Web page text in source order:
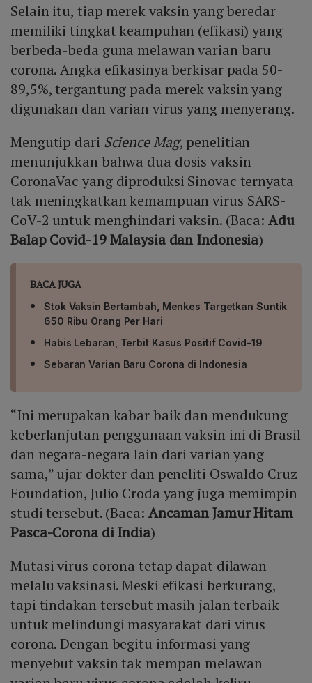
Selain itu, tiap merek vaksin yang beredar
memiliki tingkat keampuhan (efikasi) yang
berbeda-beda guna melawan varian baru
corona. Angka efikasinya berkisar pada 50-
89,5%, tergantung pada merek vaksin yang
digunakan dan varian virus yang menyerang.
Mengutip dari Science Mag, penelitian
menunjukkan bahwa dua dosis vaksin
CoronaVac yang diproduksi Sinovac ternyata
tak meningkatkan kemampuan virus SARS-
CoV-2 untuk menghindari vaksin. (Baca:Adu
Balap Covid-19 Malaysia dan Indonesia)
BACA JUGA
Stok Vaksin Bertambah, Menkes Targetkan Suntik
650 Ribu Orang Per Hari
Habis Lebaran, Terbit Kasus Positif Covid-19
Sebaran Varian Baru Corona di Indonesia
“Ini merupakan kabar baik dan mendukung
keberlanjutan penggunaan vaksin ini di Brasil
dan negara-negara lain dari varian yang
sama,” ujar dokter dan peneliti Oswaldo Cruz
Foundation, Julio Croda yang juga memimpin
studi tersebut. (Baca: Ancaman Jamur Hitam
Pasca-Corona di India)
Mutasi virus corona tetap dapat dilawan
melalu vaksinasi. Meski efikasi berkurang,
tapi tindakan tersebut masih jalan terbaik
untuk melindungi masyarakat dari virus
corona. Dengan begitu informasi yang
menyebut vaksin tak mempan melawan